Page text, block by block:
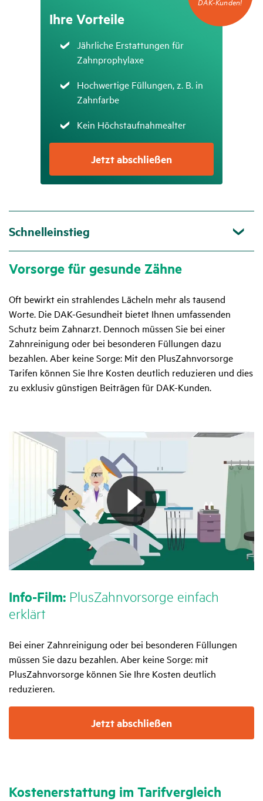
DAK-
Kunden!
DAK-Kunden!
Ihre Vorteile
Zutreffend
Jährliche Erstattungen für
Zahnprophylaxe
Zutreffend
Hochwertige Füllungen, z. B. in
Zahnfarbe
Zutreffend
Kein Höchstaufnahmealter
Jetzt abschließen
Schnelleinstieg
Vorsorge für gesunde Zähne
Oft bewirkt ein strahlendes Lächeln mehr als tausend
Worte. Die DAK-Gesundheit bietet Ihnen umfassenden
Schutz beim Zahnarzt. Dennoch müssen Sie bei einer
Zahnreinigung oder bei besonderen Füllungen dazu
bezahlen. Aber keine Sorge: Mit den PlusZahnvorsorge
Tarifen können Sie Ihre Kosten deutlich reduzieren und dies
zu exklusiv günstigen Beiträgen für DAK-Kunden.
Info-Film: Plus­Zahn­vor­sorge einfach
erklärt
Bei einer Zahnreinigung oder bei besonderen Füllungen
müssen Sie dazu bezahlen. Aber keine Sorge: mit
PlusZahnvorsorge können Sie Ihre Kosten deutlich
reduzieren.
Jetzt abschließen
Kosten­er­stat­tung im Tarif­ver­gleich